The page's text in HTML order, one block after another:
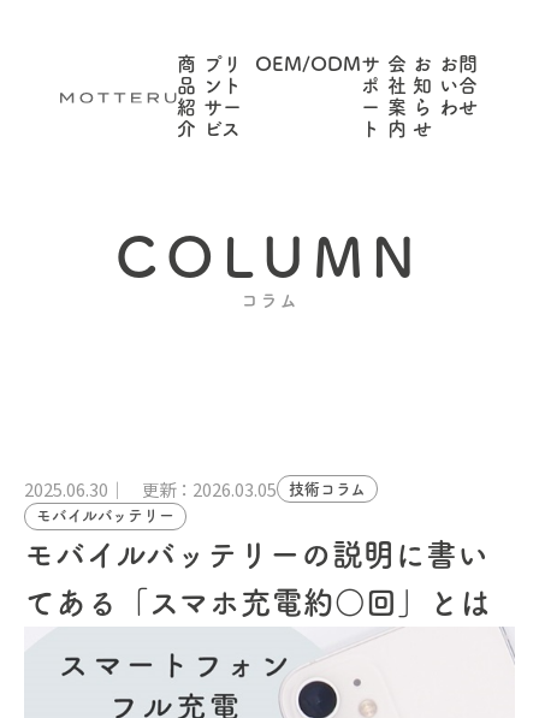
商
品
紹
介
プリ
ント
サー
ビス
OEM/ODMサ
ポ
ー
ト
会
社
案
内
お
知
ら
せ
お問
い合
わせ
COLUMN
コラム
2025.06.30 更新：2026.03.05
技術コラム
モバイルバッテリー
モバイルバッテリーの説明に書い
てある「スマホ充電約○回」とは